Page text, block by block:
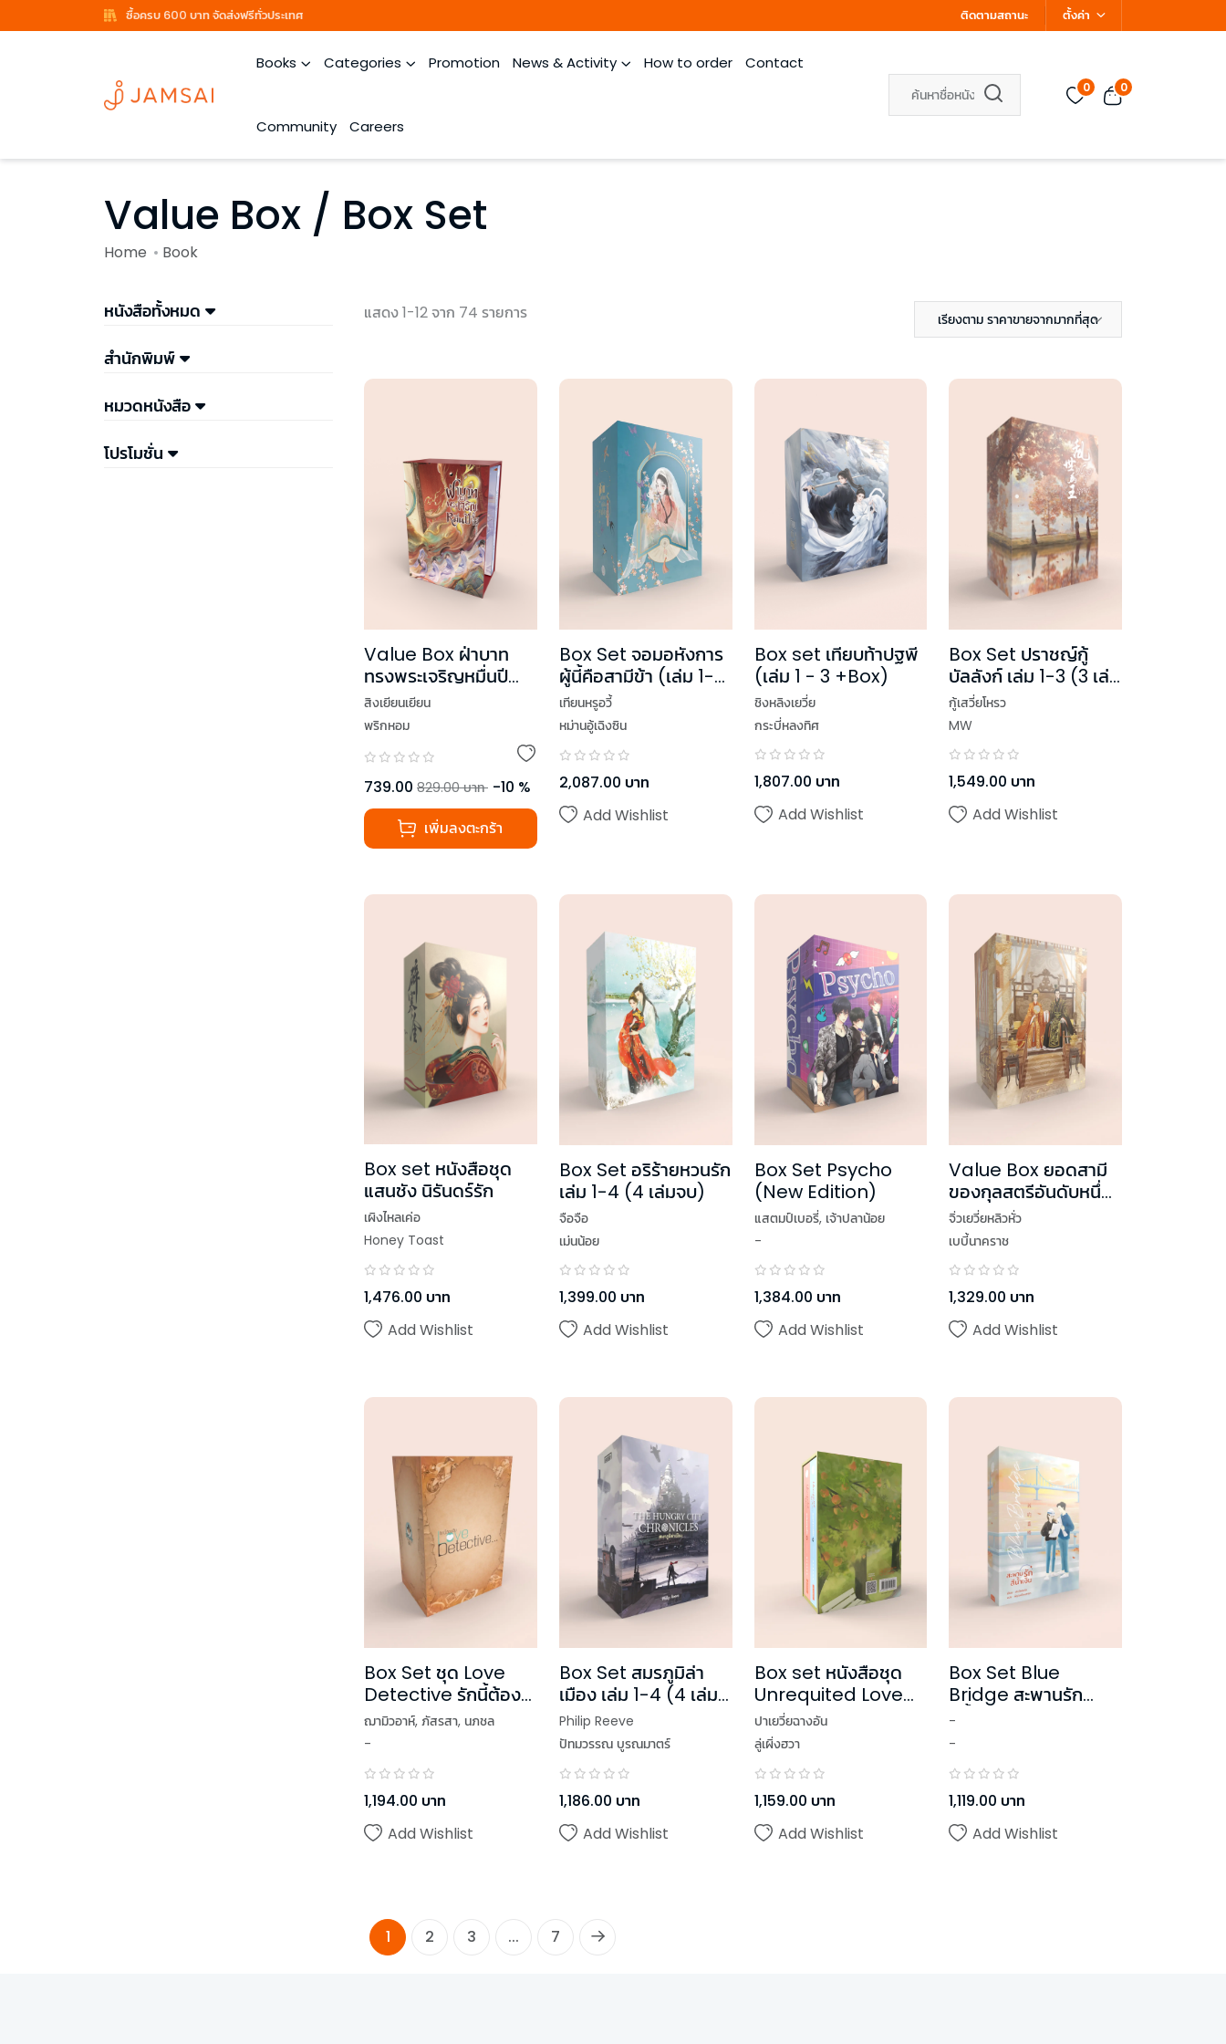
ซื้อครบ 600 บาท จัดส่งฟรีทั่วประเทศ ติดตามสถานะ ตั้งค่า
Books Categories Promotion News & Activity How to order Contact
Community Careers
0 0
Value Box / Box Set
Home Book
หนังสือทั้งหมด
สำนักพิมพ์
หมวดหนังสือ
โปรโมชั่น
แสดง 1-12 จาก 74 รายการ เรียงตาม ราคาขายจากมากที่สุด
Value Box ฝ่าบาท
ทรงพระเจริญหมื่นปี
(เล่ม 4 + Box)
สิงเยียนเยียน
พริกหอม
739.00 829.00 บาท -10 %
เพิ่มลงตะกร้า
Box Set จอมอหังการ
ผู้นี้คือสามีข้า (เล่ม 1-3
+ Box)
เทียนหรูอวี้
หม่านอู้เฉิงซิน
2,087.00 บาท
Add Wishlist
Box set เทียบท้าปฐพี
(เล่ม 1 - 3 +Box)
ชิงหลิงเยวี่ย
กระบี่หลงทิศ
1,807.00 บาท
Add Wishlist
Box Set ปราชญ์กู้
บัลลังก์ เล่ม 1-3 (3 เล่ม
จบ)
กู้เสวี่ยโหรว
MW
1,549.00 บาท
Add Wishlist
Box set หนังสือชุด
แสนชัง นิรันดร์รัก
เผิงไหลเค่อ
Honey Toast
1,476.00 บาท
Add Wishlist
Box Set อริร้ายหวนรัก
เล่ม 1-4 (4 เล่มจบ)
จือจือ
เม่นน้อย
1,399.00 บาท
Add Wishlist
Box Set Psycho
(New Edition)
แสตมป์เบอรี่, เจ้าปลาน้อย
-
1,384.00 บาท
Add Wishlist
Value Box ยอดสามี
ของกุลสตรีอันดับหนึ่ง
(เล่ม 3-4 + Box)
จิ่วเยวี่ยหลิวหั่ว
เบบี้นาคราช
1,329.00 บาท
Add Wishlist
Box Set ชุด Love
Detective รักนี้ต้อง
สืบ
ฌามิวอาห์, ภัสรสา, นภชล
,
-
1,194.00 บาท
Add Wishlist
Box Set สมรภูมิล่า
เมือง เล่ม 1-4 (4 เล่ม
จบ)
Philip Reeve
ปัทมวรรณ บูรณมาตร์
,ฤทธิยา เตชะเสน
1,186.00 บาท
Add Wishlist
Box set หนังสือชุด
Unrequited Love
ระยะแอบรัก เล่ม 1-2 (2
เล่มจบ)
ปาเยวี่ยฉางอัน
ลู่เผิ่งฮวา
1,159.00 บาท
Add Wishlist
Box Set Blue
Bridge สะพานรัก
สีน้ำเงิน
-
-
1,119.00 บาท
Add Wishlist
1 2 3 ... 7